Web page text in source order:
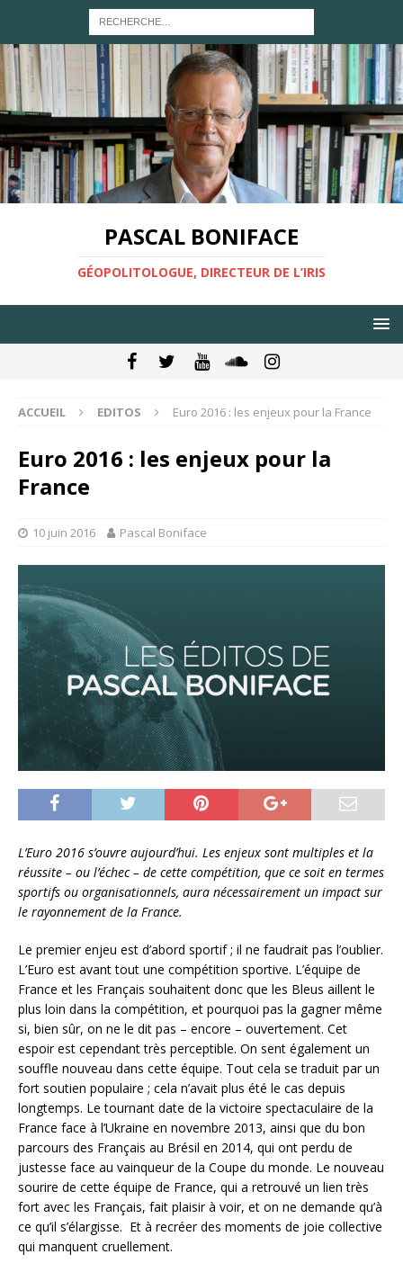
PASCAL BONIFACE
GÉOPOLITOLOGUE, DIRECTEUR DE L’IRIS
ACCUEIL EDITOS Euro 2016 : les enjeux pour la France
Euro 2016 : les enjeux pour la
France
10 juin 2016 Pascal Boniface
L’Euro 2016 s’ouvre aujourd’hui. Les enjeux sont multiples et la
réussite – ou l’échec – de cette compétition, que ce soit en termes
sportifs ou organisationnels, aura nécessairement un impact sur
le rayonnement de la France.
Le premier enjeu est d’abord sportif ; il ne faudrait pas l’oublier.
L’Euro est avant tout une compétition sportive. L’équipe de
France et les Français souhaitent donc que les Bleus aillent le
plus loin dans la compétition, et pourquoi pas la gagner même
si, bien sûr, on ne le dit pas – encore – ouvertement. Cet
espoir est cependant très perceptible. On sent également un
souffle nouveau dans cette équipe. Tout cela se traduit par un
fort soutien populaire ; cela n’avait plus été le cas depuis
longtemps. Le tournant date de la victoire spectaculaire de la
France face à l’Ukraine en novembre 2013, ainsi que du bon
parcours des Français au Brésil en 2014, qui ont perdu de
justesse face au vainqueur de la Coupe du monde. Le nouveau
sourire de cette équipe de France, qui a retrouvé un lien très
fort avec les Français, fait plaisir à voir, et on ne demande qu’à
ce qu’il s’élargisse. Et à recréer des moments de joie collective
qui manquent cruellement.